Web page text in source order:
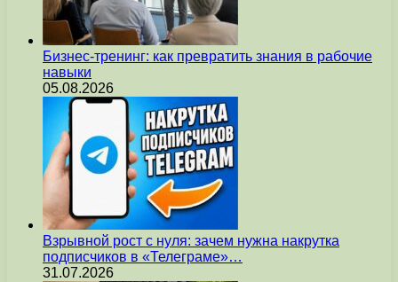
Бизнес-тренинг: как превратить знания в рабочие
навыки
05.08.2026
Взрывной рост с нуля: зачем нужна накрутка
подписчиков в «Телеграме»…
31.07.2026